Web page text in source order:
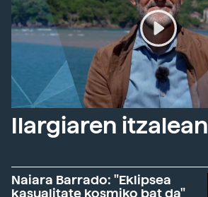
Ilargiaren itzalean
Naiara Barrado: "Eklipsea
kasualitate kosmiko bat da"